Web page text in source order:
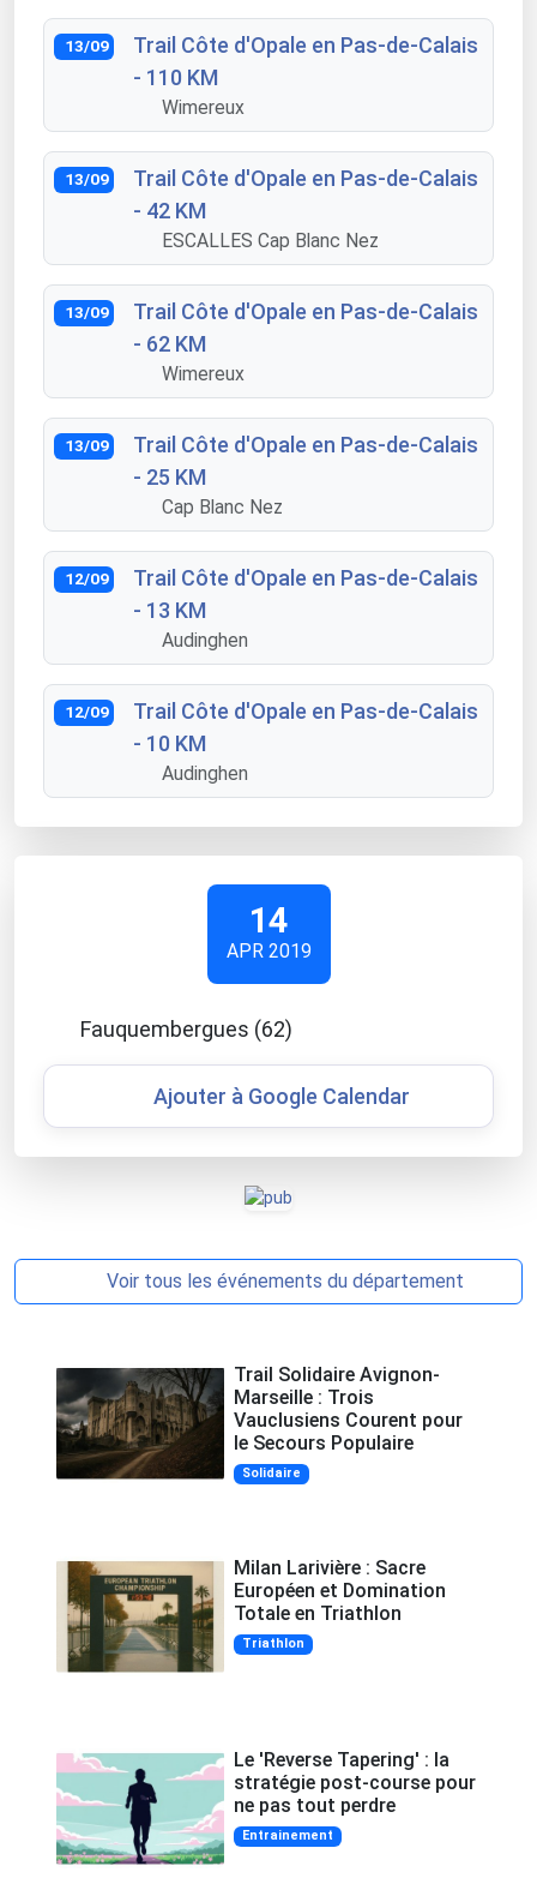
13/09
Trail Côte d'Opale en Pas-de-Calais
- 110 KM
Wimereux
13/09
Trail Côte d'Opale en Pas-de-Calais
- 42 KM
ESCALLES Cap Blanc Nez
13/09
Trail Côte d'Opale en Pas-de-Calais
- 62 KM
Wimereux
13/09
Trail Côte d'Opale en Pas-de-Calais
- 25 KM
Cap Blanc Nez
12/09
Trail Côte d'Opale en Pas-de-Calais
- 13 KM
Audinghen
12/09
Trail Côte d'Opale en Pas-de-Calais
- 10 KM
Audinghen
14
APR 2019
Fauquembergues (62)
Ajouter à Google Calendar
Voir tous les événements du département
Trail Solidaire Avignon-
Marseille : Trois
Vauclusiens Courent pour
le Secours Populaire
Solidaire
Milan Larivière : Sacre
Européen et Domination
Totale en Triathlon
Triathlon
Le 'Reverse Tapering' : la
stratégie post-course pour
ne pas tout perdre
Entrainement